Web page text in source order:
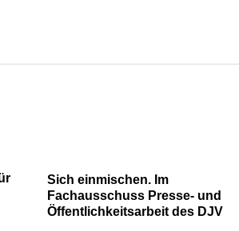
Sich einmischen. Im
Fachausschuss Presse- und
Öffentlichkeitsarbeit des DJV